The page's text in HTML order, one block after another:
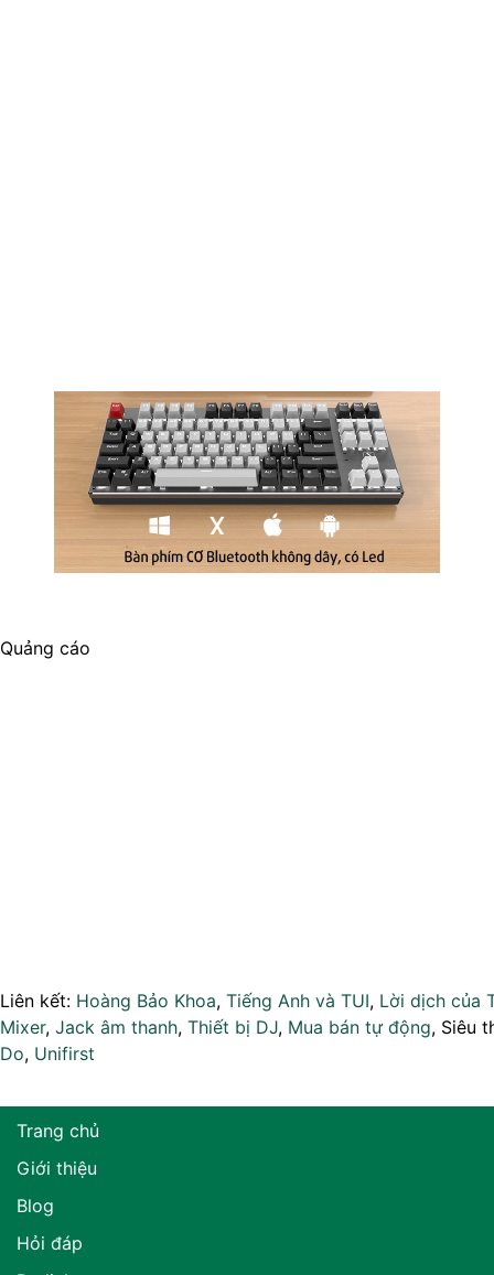
Quảng cáo
Liên kết: Hoàng Bảo Khoa, Tiếng Anh và TUI, Lời dịch của
Mixer, Jack âm thanh, Thiết bị DJ, Mua bán tự động, Siêu
Do, Unifirst
Trang chủ
Giới thiệu
Blog
Hỏi đáp